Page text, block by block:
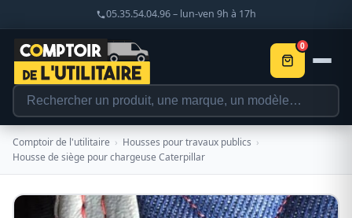
05.35.54.04.96 – lun-ven 9h à 17h
0
Comptoir de l'utilitaire › Housses pour travaux publics ›
Housse de siège pour chargeuse Caterpillar